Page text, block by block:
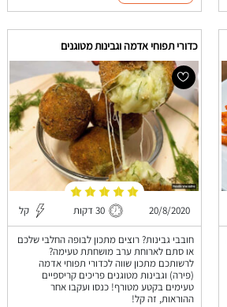
כדורי תפוחי אדמה וגבינות מטוגנים
20/8/2020 30 דקות קל
חובבי גבינות? רוצים מתכון לבופה החלבי שלכם
או סתם לארוחת ערב מושחתת טעימה?
לרשותכם מתכון שווה לכדורי תפוחי אדמה
(פירה) וגבינות מטוגנים פריכים קריספיים
טעימים בקטע מטורף! כנסו ועקבו אחר
ההוראות, זה קל!